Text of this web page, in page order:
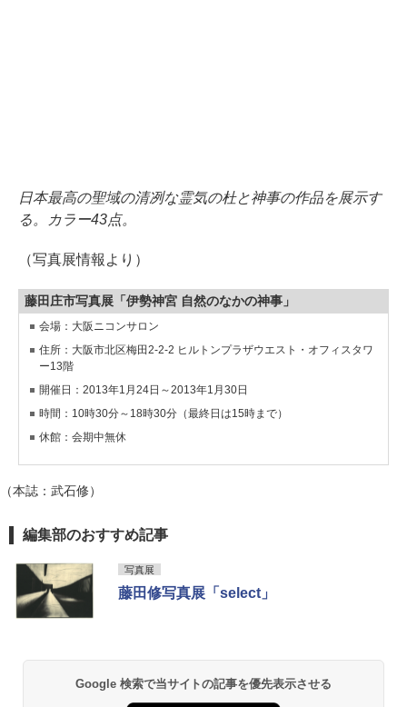
日本最高の聖域の清冽な霊気の杜と神事の作品を展示す
る。カラー43点。
（写真展情報より）
藤田庄市写真展「伊勢神宮 自然のなかの神事」
会場：大阪ニコンサロン
住所：大阪市北区梅田2-2-2 ヒルトンプラザウエスト・オフィスタワ
ー13階
開催日：2013年1月24日～2013年1月30日
時間：10時30分～18時30分（最終日は15時まで）
休館：会期中無休
（本誌：武石修）
編集部のおすすめ記事
写真展
藤田修写真展「select」
Google 検索で当サイトの記事を優先表示させる